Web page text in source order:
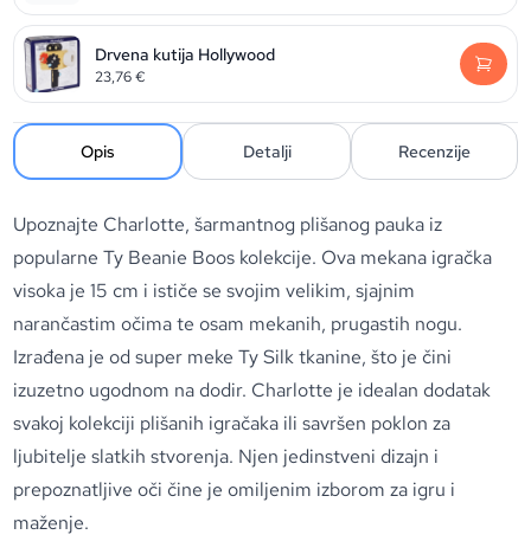
Drvena kutija Hollywood
23,76€
Opis Detalji Recenzije
Upoznajte Charlotte, šarmantnog plišanog pauka iz
popularne Ty Beanie Boos kolekcije. Ova mekana igračka
visoka je 15 cm i ističe se svojim velikim, sjajnim
narančastim očima te osam mekanih, prugastih nogu.
Izrađena je od super meke Ty Silk tkanine, što je čini
izuzetno ugodnom na dodir. Charlotte je idealan dodatak
svakoj kolekciji plišanih igračaka ili savršen poklon za
ljubitelje slatkih stvorenja. Njen jedinstveni dizajn i
prepoznatljive oči čine je omiljenim izborom za igru i
maženje.